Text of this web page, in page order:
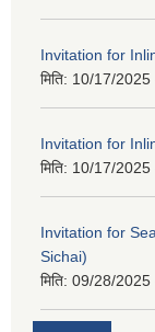
Invitation for
मिति: 10/17/2025
Invitation for
मिति: 10/17/2025
Invitation for
Sichai)
मिति: 09/28/2025